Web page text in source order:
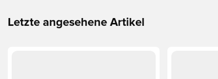
Letzte angesehene Artikel